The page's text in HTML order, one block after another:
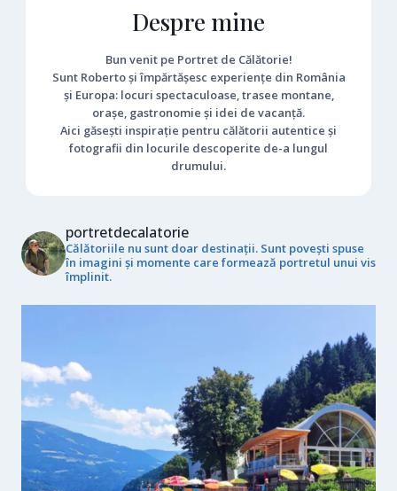
Despre mine
Bun venit pe Portret de Călătorie!
Sunt Roberto și împărtășesc experiențe din România
și Europa: locuri spectaculoase, trasee montane,
orașe, gastronomie și idei de vacanță.
Aici găsești inspirație pentru călătorii autentice și
fotografii din locurile descoperite de-a lungul
drumului.
portretdecalatorie
Călătoriile nu sunt doar destinații. Sunt povești spuse
în imagini și momente care formează portretul unui vis
împlinit.